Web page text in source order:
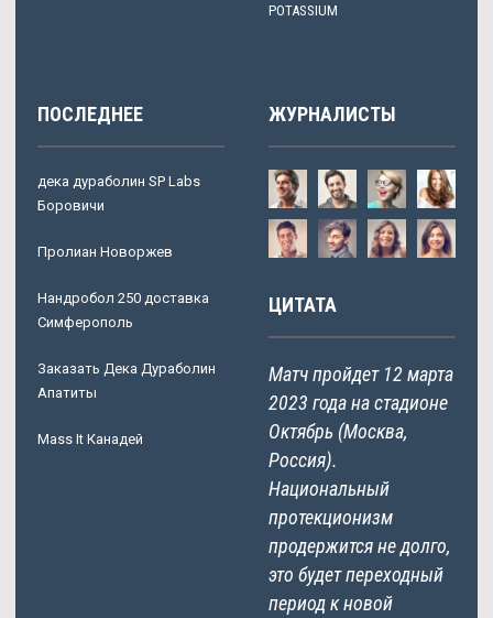
POTASSIUM
ПОСЛЕДНЕЕ
дека дураболин SP Labs
Боровичи
Пролиан Новоржев
Нандробол 250 доставка
Симферополь
Заказать Дека Дураболин
Апатиты
Mass It Канадей
ЖУРНАЛИСТЫ
ЦИТАТА
Матч пройдет 12 марта
2023 года на стадионе
Октябрь (Москва,
Россия).
Национальный
протекционизм
продержится не долго,
это будет переходный
период к новой